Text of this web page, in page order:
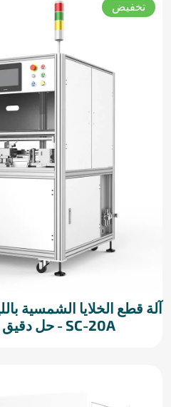
تخفيض
آلة قطع الخلايا الشمسية
SC-20A - حل دقيق للقطع والتقسيم